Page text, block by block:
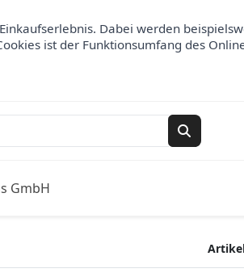
Dabei werden
ist der Funktionsumfang des
Suchen
GmbH